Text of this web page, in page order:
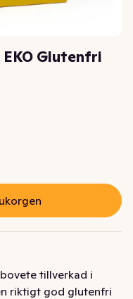
Glutenfri
tillverkad i
riktigt god glutenfri